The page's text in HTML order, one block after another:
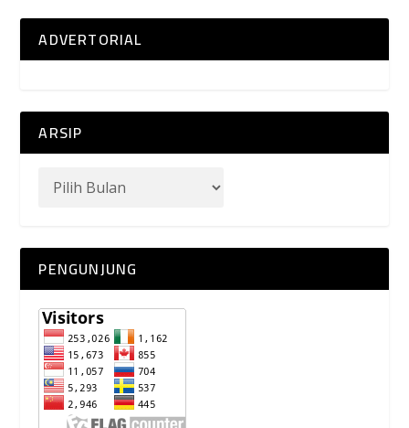
ADVERTORIAL
ARSIP
PENGUNJUNG